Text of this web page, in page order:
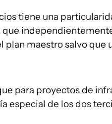
tiene una
plan maestro salvo que
para proyectos de
especial de los dos